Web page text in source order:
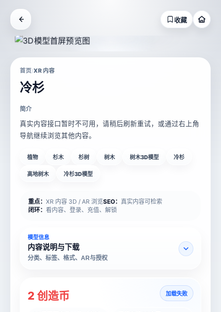
收藏
首页/XR 内容
冷杉
简介
真实内容接口暂时不可用，请稍后刷新重试，或通过右上角
导航继续浏览其他内容。
植物 杉木 杉树 树木 树木3D模型 冷杉
高地树木 冷杉3D模型
重点： XR 内容 3D / AR 浏览SEO： 真实内容可检索
闭环： 看内容、登录、充值、解锁
模型信息
内容说明与下载
分类、标签、格式、AR与授权
2 创造币 加载失败